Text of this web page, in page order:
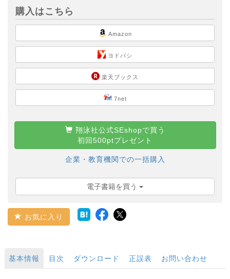
購入はこちら
Amazon
ヨドバシ
楽天ブックス
7net
翔泳社公式SEshopで買う
初回500ptプレゼント
企業・教育機関での一括購入
電子書籍を買う
お気に入り
基本情報 目次 ダウンロード 正誤表 お問い合わせ